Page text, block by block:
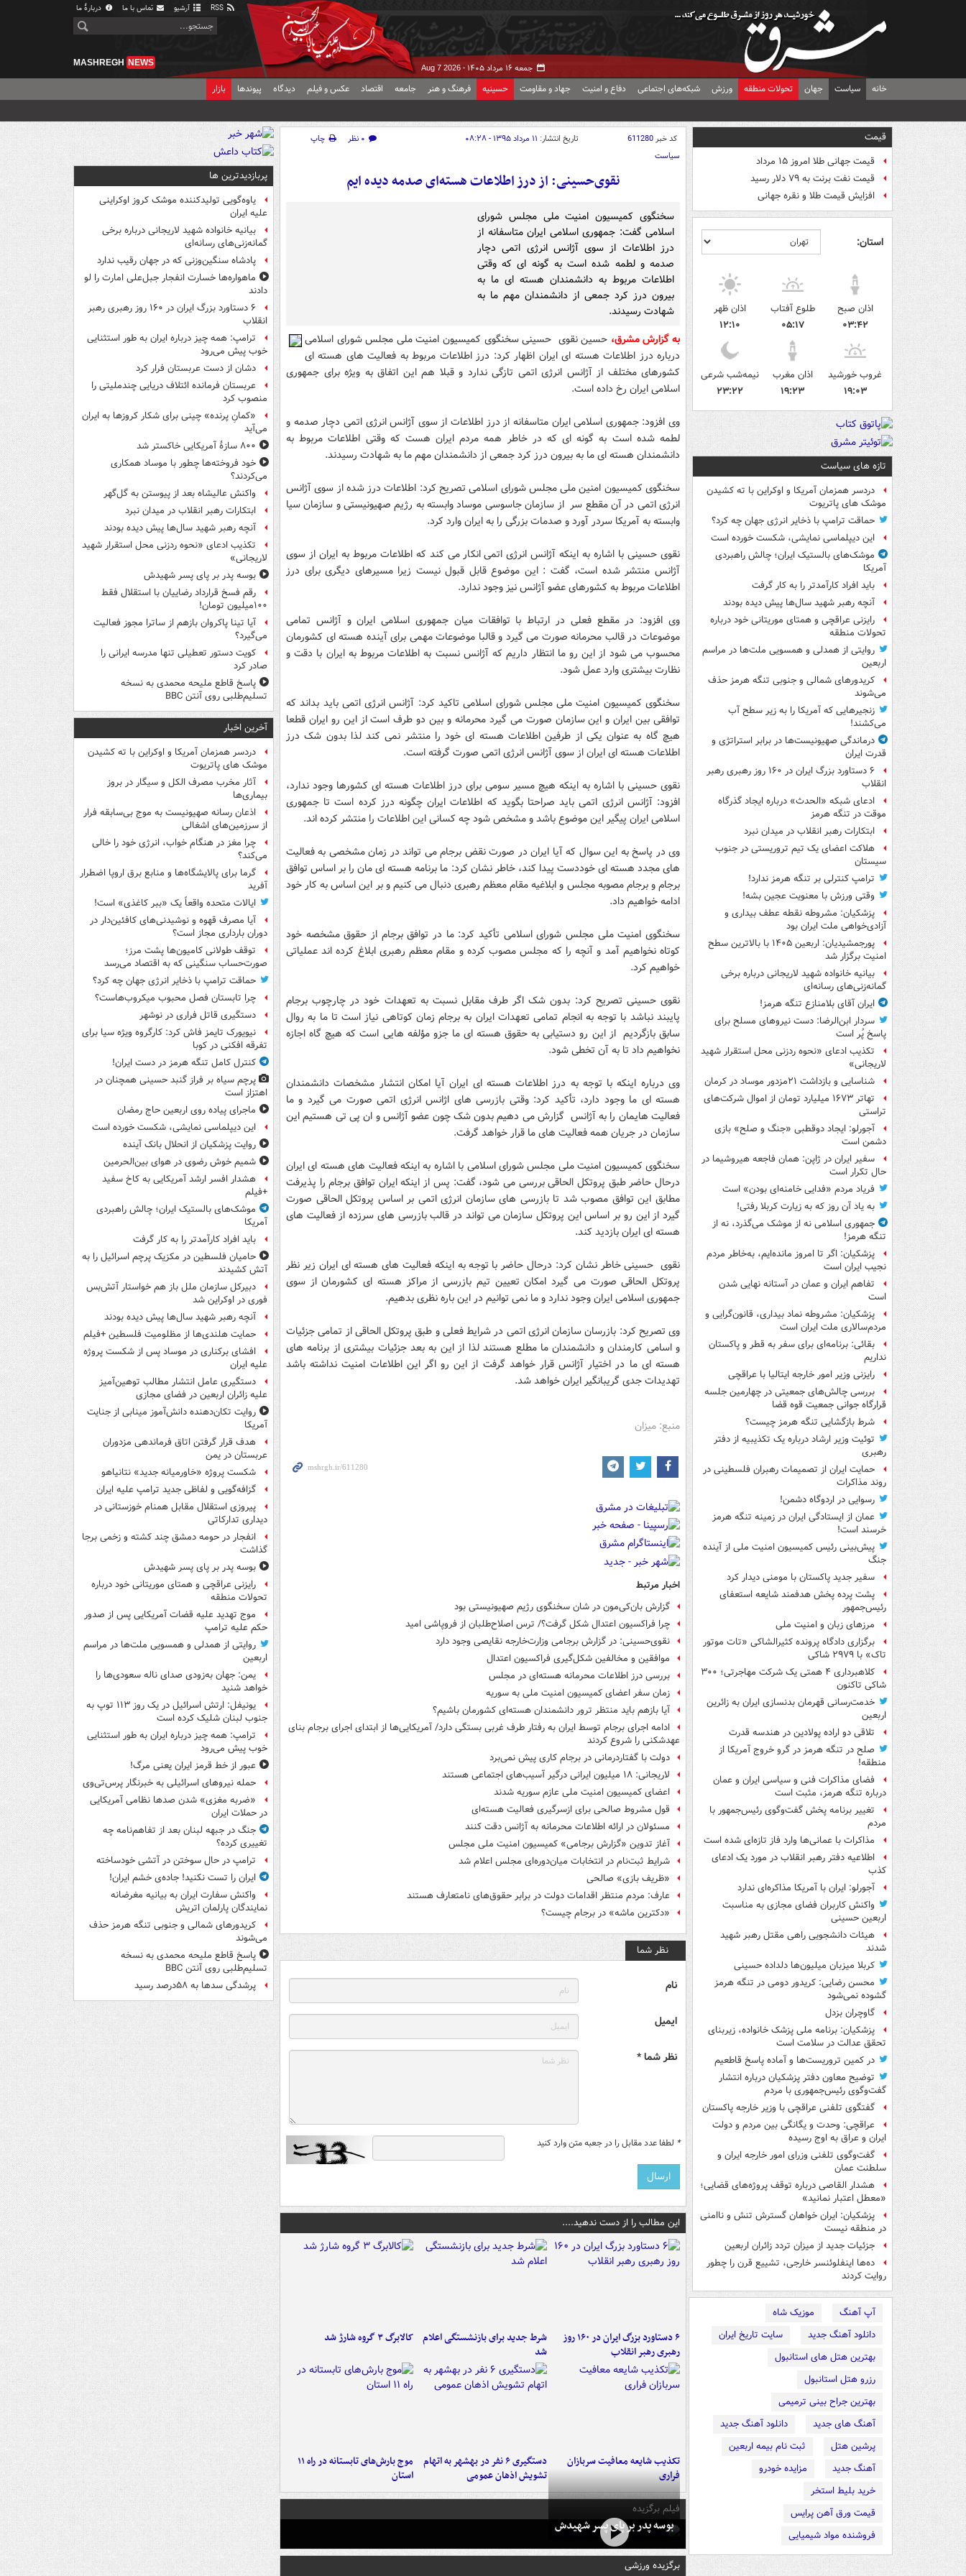
آرشیو تماس با ما دربارهٔ ما
جمعه ۱۶ مرداد ۱۴۰۵ - Aug 7 2026
MASHREGH NEWS
خانه سیاست جهان تحولات منطقه ورزش شبکه‌های اجتماعی دفاع و امنیت جهاد و مقاومت حسینیه فرهنگ و هنر جامعه اقتصاد عکس و فیلم دیدگاه پیوندها بازار
قیمت
قیمت جهانی طلا امروز ۱۵ مرداد
قیمت نفت برنت به ۷۹ دلار رسید
افزایش قیمت طلا و نقره جهانی
استان:
اذان صبح
۰۳:۴۲
طلوع آفتاب
۰۵:۱۷
اذان ظهر
۱۲:۱۰
غروب خورشید
۱۹:۰۳
اذان مغرب
۱۹:۲۳
نیمه‌شب شرعی
۲۳:۲۲
تازه های سیاست
دردسر همزمان آمریکا و اوکراین با ته کشیدن
موشک های پاتریوت
حماقت ترامپ با ذخایر انرژی جهان چه کرد؟
این دیپلماسی نمایشی، شکست خورده است
موشک‌های بالستیک ایران؛ چالش راهبردی
آمریکا
باید افراد کارآمدتر را به کار گرفت
آنچه رهبر شهید سال‌ها پیش دیده بودند
رایزنی عراقچی و همتای موریتانی خود درباره
تحولات منطقه
روایتی از همدلی و همسویی ملت‌ها در مراسم
اربعین
کریدورهای شمالی و جنوبی تنگه هرمز حذف
می‌شوند
زنجیرهایی که آمریکا را به زیر سطح آب
می‌کشند!
درماندگی صهیونیست‌ها در برابر استراتژی و
قدرت ایران
۶ دستاورد بزرگ ایران در ۱۶۰ روز رهبری رهبر
انقلاب
ادعای شبکه «الحدث» درباره ایجاد گذرگاه
موقت در تنگه هرمز
ابتکارات رهبر انقلاب در میدان نبرد
هلاکت اعضای یک تیم تروریستی در جنوب
سیستان
ترامپ کنترلی بر تنگه هرمز ندارد!
وقتی ورزش با معنویت عجین بشه!
پزشکیان: مشروطه نقطه عطف بیداری و
آزادی‌خواهی ملت ایران بود
پورجمشیدیان: اربعین ۱۴۰۵ با بالاترین سطح
امنیت برگزار شد
بیانیه خانواده شهید لاریجانی درباره برخی
گمانه‌زنی‌های رسانه‌ای
ایران آقای بلامنازع تنگه هرمز!
سردار ابن‌الرضا: دست نیروهای مسلح برای
پاسخ پُر است
تکذیب ادعای «نحوه ردزنی محل استقرار شهید
لاریجانی»
شناسایی و بازداشت ۲۱مزدور موساد در کرمان
تهاتر ۱۶۷۳ میلیارد تومان از اموال شرکت‌های
تراستی
آجورلو: ایجاد دوقطبی «جنگ و صلح‌» بازی
دشمن است
سفیر ایران در ژاپن: همان فاجعه هیروشیما در
حال تکرار است
فریاد مردم «فدایی خامنه‌ای بودن» است
به یاد آن روز که به زیارت کربلا رفتی!
جمهوری اسلامی نه از موشک می‌گذرد، نه از
تنگه هرمز!
پزشکیان: اگر تا امروز مانده‌ایم، به‌خاطر مردم
نجیب ایران است
تفاهم ایران و عمان در آستانه نهایی شدن
است
پزشکیان: مشروطه نماد بیداری، قانون‌گرایی و
مردم‌سالاری ملت ایران است
بقائی: برنامه‌ای برای سفر به قطر و پاکستان
نداریم
رایزنی وزیر امور خارجه ایتالیا با عراقچی
بررسی چالش‌های جمعیتی در چهارمین جلسه
قرارگاه جوانی جمعیت قوه قضا
شرط بازگشایی تنگه هرمز چیست؟
توئیت وزیر ارشاد درباره یک تکذیبیه از دفتر
رهبری
حمایت ایران از تصمیمات رهبران فلسطینی در
روند مذاکرات
رسوایی در اردوگاه دشمن!
عمان از ایستادگی ایران در زمینه تنگه هرمز
خرسند است!
پیش‌بینی رئیس کمیسیون امنیت ملی از آینده
جنگ
سفیر جدید پاکستان با مومنی دیدار کرد
پشت پرده پخش هدفمند شایعه استعفای
رئیس‌جمهور
مرزهای زبان و امنیت ملی
برگزاری دادگاه پرونده کثیرالشاکی «تات موتور
تاک» با ۲۹۷۹ شاکی
کلاهبرداری ۴ همتی یک شرکت مهاجرتی؛ ۳۰۰
شاکی تاکنون
خدمت‌رسانی قهرمان بدنسازی ایران به زائرین
اربعین
تلاقی دو اراده پولادین در هندسه قدرت
صلح در تنگه هرمز در گرو خروج آمریکا از
منطقه!
فضای مذاکرات فنی و سیاسی ایران و عمان
درباره تنگه هرمز، مثبت است
تغییر برنامه پخش گفت‌وگوی رئیس‌جمهور با
مردم
مذاکرات با عمانی‌ها وارد فاز تازه‌ای شده است
اطلاعیه دفتر رهبر انقلاب در مورد یک ادعای
کذب
آجورلو: ایران با آمریکا مذاکره‌ای ندارد
واکنش کاربران فضای مجازی به مناسبت
اربعین حسینی
هیئات دانشجویی راهی مقتل رهبر شهید
شدند
کربلا میزبان میلیون‌ها دلداده حسینی
محسن رضایی: کریدور دومی در تنگه هرمز
گشوده نمی‌شود
گاوچران بزدل
پزشکیان: برنامه ملی پزشک خانواده، زیربنای
تحقق عدالت در سلامت است
در کمین تروریست‌ها و آماده پاسخ قاطعیم
توضیح معاون دفتر پزشکیان درباره انتشار
گفت‌وگوی رئیس‌جمهوری با مردم
گفتگوی تلفنی عراقچی با وزیر خارجه پاکستان
عراقچی: وحدت و یگانگی بین مردم و دولت
ایران و عراق به اوج رسیده
گفت‌وگوی تلفنی وزرای امور خارجه ایران و
سلطنت عمان
هشدار القاصی درباره توقف پروژه‌های قضایی؛
«معطل اعتبار نمانید»
پزشکیان: ایران خواهان گسترش تنش و ناامنی
در منطقه نیست
جزئیات جدید از میزان تردد زائران اربعین
ده‌ها اینفلوئنسر خارجی، تشییع قرن را چطور
روایت کردند
آپ آهنگ
موزیک شاه
دانلود آهنگ جدید
سایت تاریخ ایران
بهترین هتل های استانبول
رزرو هتل استانبول
بهترین جراح بینی ترمیمی
آهنگ های جدید
دانلود آهنگ جدید
پرشین هتل
ثبت نام بیمه اربعین
آهنگ جدید
مزایده خودرو
خرید بلیط استخر
قیمت ورق آهن پرایس
فروشنده مواد شیمیایی
کد خبر611280 تاریخ انتشار: ۱۱ مرداد ۱۳۹۵ - ۰۸:۲۸ ۰ نظر
چاپ
سیاست
نقوی‌حسینی: از درز اطلاعات هسته‌ای صدمه دیده ایم
سخنگوی کمیسیون امنیت ملی مجلس شورای
اسلامی گفت: جمهوری اسلامی ایران متاسفانه از
درز اطلاعات از سوی آژانس انرژی اتمی دچار
صدمه و لطمه شده است به گونه ای که وقتی
اطلاعات مربوط به دانشمندان هسته ای ما به
بیرون درز کرد جمعی از دانشمندان مهم ما به
شهادت رسیدند.
به گزارش مشرق، حسین نقوی حسینی سخنگوی کمیسیون امنیت ملی مجلس شورای اسلامی
درباره درز اطلاعات هسته ای ایران اظهار کرد: درز اطلاعات مربوط به فعالیت های هسته ای
کشورهای مختلف از آژانس انرژی اتمی تازگی ندارد و قبلا هم این اتفاق به ویژه برای جمهوری
اسلامی ایران رخ داده است.
وی افزود: جمهوری اسلامی ایران متاسفانه از درز اطلاعات از سوی آژانس انرژی اتمی دچار صدمه و
لطمه شده است به گونه ای که در خاطر همه مردم ایران هست که وقتی اطلاعات مربوط به
دانشمندان هسته ای ما به بیرون درز کرد جمعی از دانشمندان مهم ما به شهادت رسیدند.
سخنگوی کمیسیون امنین ملی مجلس شورای اسلامی تصریح کرد: اطلاعات درز شده از سوی آژانس
انرژی اتمی در آن مقطع سر از سازمان جاسوسی موساد وابسته به رژیم صهیونیستی و سازمان سیا
وابسته به آمریکا سردر آورد و صدمات بزرگی را به ایران وارد کرد.
نقوی حسینی با اشاره به اینکه آژانس انرژی اتمی انکار می کند که اطلاعات مربوط به ایران از سوی
آژانس منتشر شده است، گفت : این موضوع قابل قبول نیست زیرا مسیرهای دیگری برای درز
اطلاعات مربوط به کشورهای عضو آژانس نیز وجود ندارد.
وی افزود: در مقطع فعلی در ارتباط با توافقات میان جمهوری اسلامی ایران و آژانس تمامی
موضوعات در قالب محرمانه صورت می گیرد و قالبا موضوعات مهمی برای آینده هسته ای کشورمان
محسوب می شود از این رو ما انتظار داریم که آژانس نسبت به اطلاعات مربوط به ایران با دقت و
نظارت بیشتری وارد عمل شود.
سخنگوی کمیسیون امنیت ملی مجلس شورای اسلامی تاکید کرد: آژانس انرژی اتمی باید بداند که
توافقی بین ایران و این سازمان صورت می گیرد محرمانه و بین دو طرف است از این رو ایران قطعا
هیچ گاه به عنوان یکی از طرفین اطلاعات هسته ای خود را منتشر نمی کند لذا بدون شک درز
اطلاعات هسته ای ایران از سوی آژانس انرژی اتمی صورت گرفته است.
نقوی حسینی با اشاره به اینکه هیچ مسیر سومی برای درز اطلاعات هسته ای کشورها وجود ندارد،
افزود: آژانس انرژی اتمی باید صراحتا بگوید که اطلاعات ایران چگونه درز کرده است تا جمهوری
اسلامی ایران پیگیر این موضوع باشد و مشخص شود چه کسانی این اطلاعات را منتشر کرده اند.
وی در پاسخ به این سوال که آیا ایران در صورت نقض برجام می تواند در زمان مشخصی به فعالیت
های مجدد هسته ای خوددست پیدا کند، خاطر نشان کرد: ما برنامه هسته ای مان را بر اساس توافق
برجام و برجام مصوبه مجلس و ابلاغیه مقام معظم رهبری دنبال می کنیم و بر این اساس به کار خود
ادامه خواهیم داد.
سخنگوی امنیت ملی مجلس شورای اسلامی تأکید کرد: ما در توافق برجام از حقوق مشخصه خود
کوتاه نخواهیم آمد و آنچه را که مجلس مصوب کرده و مقام معظم رهبری ابلاغ کرده اند عملیاتی
خواهیم کرد.
نقوی حسینی تصریح کرد: بدون شک اگر طرف مقابل نسبت به تعهدات خود در چارچوب برجام
پایبند نباشد با توجه به انجام تمامی تعهدات ایران به برجام زمان کوتاهی نیاز است تا ما به روال
سابق بازگردیم از این رو دستیابی به حقوق هسته ای ما جزو مؤلفه هایی است که هیچ گاه اجازه
نخواهیم داد تا به آن تخطی شود.
وی درباره اینکه با توجه به درز اطلاعات هسته ای ایران آیا امکان انتشار مشخصات دانشمندان
هسته ای ما وجود دارد، تأکید کرد: وقتی بازرسی های اژانس انرژی اتمی صورت می گیرد و ما
فعالیت هایمان را به آژانس گزارش می دهیم بدون شک چون عضو آژانس و ان پی تی هستیم این
سازمان در جریان همه فعالیت های ما قرار خواهد گرفت.
سخنگوی کمیسیون امنیت ملی مجلس شورای اسلامی با اشاره به اینکه فعالیت های هسته ای ایران
درحال حاضر طبق پروتکل الحاقی بررسی می شود، گفت: پس از اینکه ایران توافق برجام را پذیرفت
مطابق این توافق مصوب شد تا بازرسی های سازمان انرژی اتمی بر اساس پروتکل الحاقی صورت
گیرد از این رو بر اساس این پروتکل سازمان می تواند در قالب بازرسی های سرزده از فعالیت های
هسته ای ایران بازدید کند.
نقوی حسینی خاطر نشان کرد: درحال حاضر با توجه به اینکه فعالیت های هسته ای ایران زیر نظر
پروتکل الحاقی صورت می گیرد امکان تعیین تیم بازرسی از مراکز هسته ای کشورمان از سوی
جمهوری اسلامی ایران وجود ندارد و ما نمی توانیم در این باره نظری بدهیم.
وی تصریح کرد: بازرسان سازمان انرژی اتمی در شرایط فعلی و طبق پروتکل الحاقی از تمامی جزئیات
و اسامی کارمندان و دانشمندان ما مطلع هستند لذا از این به بعد جزئیات بیشتری از برنامه های
هسته ای ما در اختیار آژانس قرار خواهد گرفت از این رو اگر این اطلاعات امنیت نداشته باشد
تهدیدات جدی گریبانگیر ایران خواهد شد.
منبع: میزان
اخبار مرتبط
گزارش بان‌کی‌مون در شان سخنگوی رژیم صهیونیستی بود
چرا فراکسیون اعتدال شکل گرفت؟/ ترس اصلاح‌طلبان از فروپاشی امید
نقوی‌حسینی: در گزارش برجامی وزارت‌خارجه نقایصی وجود دارد
موافقین و مخالفین شکل‌گیری فراکسیون اعتدال
بررسی درز اطلاعات محرمانه هسته‌ای در مجلس
زمان سفر اعضای کمیسیون امنیت ملی به سوریه
آیا بازهم باید منتظر ترور دانشمندان هسته‌ای کشورمان باشیم؟
ادامه اجرای برجام توسط ایران به رفتار طرف غربی بستگی دارد/ آمریکایی‌ها از ابتدای اجرای برجام بنای
عهدشکنی را شروع کردند
دولت با گفتاردرمانی در برجام کاری پیش نمی‌برد
لاریجانی: ۱۸ میلیون ایرانی درگیر آسیب‌های اجتماعی هستند
اعضای کمیسیون امنیت ملی عازم سوریه شدند
قول مشروط صالحی برای ازسرگیری فعالیت‌ هسته‌ای
مسئولان در ارائه اطلاعات محرمانه به آژانس دقت کنند
آغاز تدوین «گزارش برجامی» کمیسیون امنیت ملی مجلس
شرایط ثبت‌نام در انتخابات میان‌دوره‌ای مجلس اعلام شد
«ظریف بازی» صالحی
عارف: مردم منتظر اقدامات دولت در برابر حقوق‌های نامتعارف هستند
«دکترین ماشه» در برجام چیست؟
نظر شما
نام
ایمیل
نظر شما *
* لطفا عدد مقابل را در جعبه متن وارد کنید
این مطالب را از دست ندهید....
۶ دستاورد بزرگ ایران در ۱۶۰ روز
رهبری رهبر انقلاب
شرط جدید برای بازنشستگی اعلام
شد
کالابرگ ۳ گروه شارژ شد
تکذیب شایعه معافیت سربازان
فراری
دستگیری ۶ نفر در بهشهر به اتهام
تشویش اذهان عمومی
موج بارش‌های تابستانه در راه ۱۱
استان
فیلم برگزیده
بوسه‌ پدر بر پای پسر شهیدش
برگزیده ورزشی
پربازدیدترین ها
یاوه‌گویی تولیدکننده موشک کروز اوکراینی
علیه ایران
بیانیه خانواده شهید لاریجانی درباره برخی
گمانه‌زنی‌های رسانه‌ای
پادشاه سنگین‌وزنی که در جهان رقیب ندارد
ماهواره‌ها خسارت انفجار جبل‌علی امارت را لو
دادند
۶ دستاورد بزرگ ایران در ۱۶۰ روز رهبری رهبر
انقلاب
ترامپ: همه چیز درباره ایران به طور استثنایی
خوب پیش می‌رود
دشان از دست عربستان فرار کرد
عربستان فرمانده ائتلاف دریایی چندملیتی را
منصوب کرد
«کمانِ پرنده» چینی برای شکار کروزها به ایران
می‌آید
۸۰۰ سازۀ آمریکایی خاکستر شد
خود فروخته‌ها چطور با موساد همکاری
می‌کردند؟
واکنش عالیشاه بعد از پیوستن به گل‌گهر
ابتکارات رهبر انقلاب در میدان نبرد
آنچه رهبر شهید سال‌ها پیش دیده بودند
تکذیب ادعای «نحوه ردزنی محل استقرار شهید
لاریجانی»
بوسه‌ پدر بر پای پسر شهیدش
رقم فسخ قرارداد رضاییان با استقلال فقط
۱۰۰میلیون تومان!
آیا تینا پاکروان بازهم از ساترا مجوز فعالیت
می‌گیرد؟
کویت دستور تعطیلی تنها مدرسه ایرانی را
صادر کرد
پاسخ قاطع ملیحه محمدی به نسخه
تسلیم‌طلبی روی آنتن BBC
آخرین اخبار
دردسر همزمان آمریکا و اوکراین با ته کشیدن
موشک های پاتریوت
آثار مخرب مصرف الکل و سیگار در بروز
بیماری‌ها
اذعان رسانه صهیونیست به موج بی‌سابقه فرار
از سرزمین‌های اشغالی
چرا مغز در هنگام خواب، انرژی خود را خالی
می‌کند؟
گرما برای پالایشگاه‌ها و منابع برق اروپا اضطرار
آفرید
ایالات متحده واقعاً یک «ببر کاغذی» است!
آیا مصرف قهوه و نوشیدنی‌های کافئین‌دار در
دوران بارداری مجاز است؟
توقف طولانی کامیون‌ها پشت مرز؛
صورت‌حساب سنگینی که به اقتصاد می‌رسد
حماقت ترامپ با ذخایر انرژی جهان چه کرد؟
چرا تابستان فصل محبوب میکروب‌هاست؟
دستگیری قاتل فراری در نوشهر
نیویورک تایمز فاش کرد: کارگروه ویژه سیا برای
تفرقه افکنی در کوبا
کنترل کامل تنگه هرمز در دست ایران!
پرچم سیاه بر فراز گنبد حسینی همچنان در
اهتزاز است
ماجرای پیاده روی اربعین حاج رمضان
این دیپلماسی نمایشی، شکست خورده است
روایت پزشکیان از انحلال بانک آینده
شمیم خوش رضوی در هوای بین‌الحرمین
هشدار افسر ارشد آمریکایی به کاخ سفید
+فیلم
موشک‌های بالستیک ایران؛ چالش راهبردی
آمریکا
باید افراد کارآمدتر را به کار گرفت
حامیان فلسطین در مکزیک پرچم اسرائیل را به
آتش کشیدند
دبیرکل سازمان ملل باز هم خواستار آتش‌بس
فوری در اوکراین شد
آنچه رهبر شهید سال‌ها پیش دیده بودند
حمایت هلندی‌ها از مظلومیت فلسطین +فیلم
افشای برکناری در موساد پس از شکست پروژه
علیه ایران
دستگیری عامل انتشار مطالب توهین‌آمیز
علیه زائران اربعین در فضای مجازی
روایت تکان‌دهنده دانش‌آموز مینابی از جنایت
آمریکا
هدف قرار گرفتن اتاق‌ فرماندهی مزدوران
عربستان در یمن
شکست پروژه «خاورمیانه جدید» نتانیاهو
گزافه‌گویی و لفاظی جدید ترامپ علیه ایران
پیروزی استقلال مقابل همنام خوزستانی در
دیداری تدارکاتی
انفجار در حومه دمشق چند کشته و زخمی برجا
گذاشت
بوسه‌ پدر بر پای پسر شهیدش
رایزنی عراقچی و همتای موریتانی خود درباره
تحولات منطقه
موج تهدید علیه قضات آمریکایی پس از صدور
حکم علیه ترامپ
روایتی از همدلی و همسویی ملت‌ها در مراسم
اربعین
یمن: جهان به‌زودی صدای ناله سعودی‌ها را
خواهد شنید
یونیفل: ارتش اسرائیل در یک روز ۱۱۳ توپ به
جنوب لبنان شلیک کرده است
ترامپ: همه چیز درباره ایران به طور استثنایی
خوب پیش می‌رود
عبور از خط قرمز ایران یعنی مرگ!
حمله نیروهای اسرائیلی به خبرنگار پرس‌تی‌وی
«ضربه مغزی» شدن صدها نظامی آمریکایی
در حملات ایران
جنگ در جبهه لبنان بعد از تفاهم‌نامه چه
تغییری کرده؟
ترامپ در حال سوختن در آتشی خودساخته
ایران را تست نکنید! جاده‌ی خشم ایران!
واکنش سفارت ایران به بیانیه مغرضانه
نمایندگان پارلمان اتریش
کریدورهای شمالی و جنوبی تنگه هرمز حذف
می‌شوند
پاسخ قاطع ملیحه محمدی به نسخه
تسلیم‌طلبی روی آنتن BBC
پرشدگی سدها به ۵۸درصد رسید